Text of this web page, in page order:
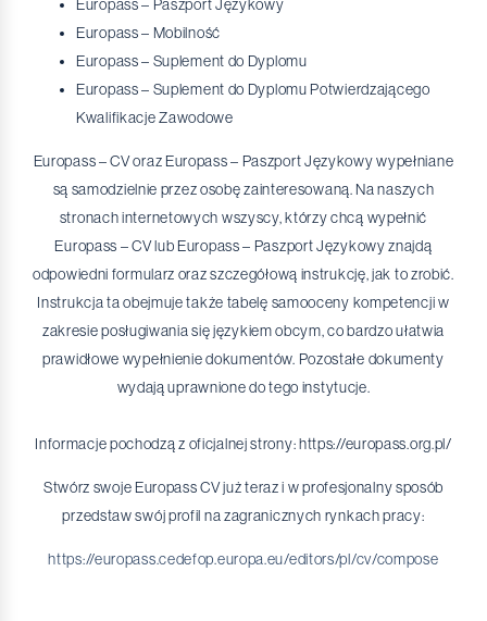
Europass – Paszport Językowy
Europass – Mobilność
Europass – Suplement do Dyplomu
Europass – Suplement do Dyplomu Potwierdzającego
Kwalifikacje Zawodowe
Europass – CV oraz Europass – Paszport Językowy wypełniane
są samodzielnie przez osobę zainteresowaną. Na naszych
stronach internetowych wszyscy, którzy chcą wypełnić
Europass – CV lub Europass – Paszport Językowy znajdą
odpowiedni formularz oraz szczegółową instrukcję, jak to zrobić.
Instrukcja ta obejmuje także tabelę samooceny kompetencji w
zakresie posługiwania się językiem obcym, co bardzo ułatwia
prawidłowe wypełnienie dokumentów. Pozostałe dokumenty
wydają uprawnione do tego instytucje.
Informacje pochodzą z oficjalnej strony: https://europass.org.pl/
Stwórz swoje Europass CV już teraz i w profesjonalny sposób
przedstaw swój profil na zagranicznych rynkach pracy:
https://europass.cedefop.europa.eu/editors/pl/cv/compose